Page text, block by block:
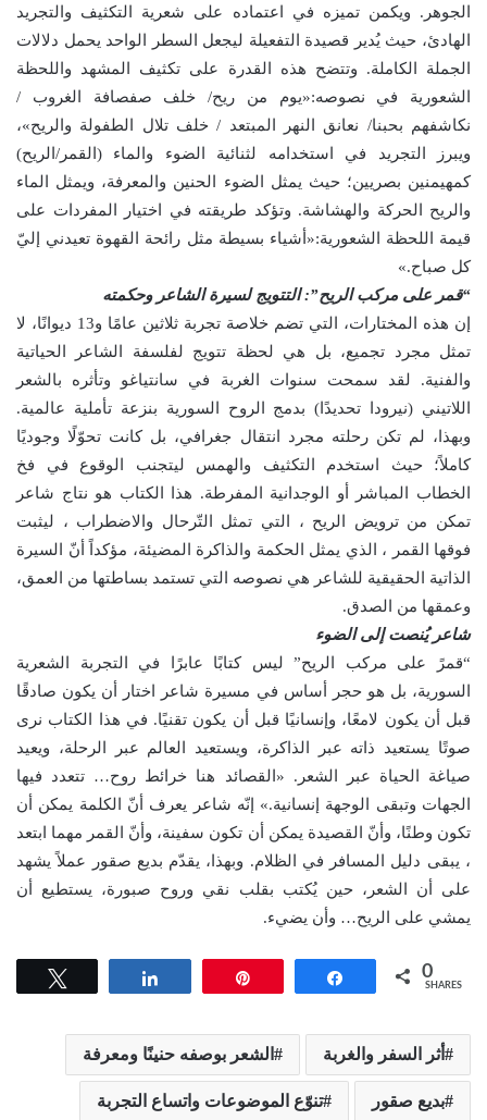
الجوهر. ويكمن تميزه في اعتماده على شعرية التكثيف والتجريد
الهادئ، حيث يُدير قصيدة التفعيلة ليجعل السطر الواحد يحمل دلالات
الجملة الكاملة. وتتضح هذه القدرة على تكثيف المشهد واللحظة
الشعورية في نصوصه:«يوم من ريح/ خلف صفصافة الغروب /
نكاشفهم بحبنا/ نعانق النهر المبتعد / خلف تلال الطفولة والريح»،
ويبرز التجريد في استخدامه لثنائية الضوء والماء (القمر/الريح)
كمهيمنين بصريين؛ حيث يمثل الضوء الحنين والمعرفة، ويمثل الماء
والريح الحركة والهشاشة. وتؤكد طريقته في اختيار المفردات على
قيمة اللحظة الشعورية:«أشياء بسيطة مثل رائحة القهوة تعيدني إليّ
كل صباح.»
“قمر على مركب الريح”: التتويج لسيرة الشاعر وحكمته
إن هذه المختارات، التي تضم خلاصة تجربة ثلاثين عامًا و13 ديوانًا، لا
تمثل مجرد تجميع، بل هي لحظة تتويج لفلسفة الشاعر الحياتية
والفنية. لقد سمحت سنوات الغربة في سانتياغو وتأثره بالشعر
اللاتيني (نيرودا تحديدًا) بدمج الروح السورية بنزعة تأملية عالمية.
وبهذا، لم تكن رحلته مجرد انتقال جغرافي، بل كانت تحوّلًا وجوديًا
كاملاً؛ حيث استخدم التكثيف والهمس ليتجنب الوقوع في فخ
الخطاب المباشر أو الوجدانية المفرطة. هذا الكتاب هو نتاج شاعر
تمكن من ترويض الريح ، التي تمثل التّرحال والاضطراب ، ليثبت
فوقها القمر ، الذي يمثل الحكمة والذاكرة المضيئة، مؤكداً أنّ السيرة
الذاتية الحقيقية للشاعر هي نصوصه التي تستمد بساطتها من العمق،
وعمقها من الصدق.
شاعر يُنصت إلى الضوء
“قمرً على مركب الريح” ليس كتابًا عابرًا في التجربة الشعرية
السورية، بل هو حجر أساس في مسيرة شاعر اختار أن يكون صادقًا
قبل أن يكون لامعًا، وإنسانيًا قبل أن يكون تقنيًا. في هذا الكتاب نرى
صوتًا يستعيد ذاته عبر الذاكرة، ويستعيد العالم عبر الرحلة، ويعيد
صياغة الحياة عبر الشعر. «القصائد هنا خرائط روح… تتعدد فيها
الجهات وتبقى الوجهة إنسانية.» إنّه شاعر يعرف أنّ الكلمة يمكن أن
تكون وطنًا، وأنّ القصيدة يمكن أن تكون سفينة، وأنّ القمر مهما ابتعد
، يبقى دليل المسافر في الظلام. وبهذا، يقدّم بديع صقور عملاً يشهد
على أن الشعر، حين يُكتب بقلب نقي وروح صبورة، يستطيع أن
يمشي على الريح… وأن يضيء.
Share 0
SHARES
أثر السفر والغربة الشعر بوصفه حنينًا ومعرفة
بديع صقور تنوّع الموضوعات واتساع التجربة